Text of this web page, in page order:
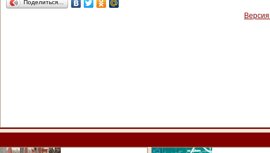
Поделиться…